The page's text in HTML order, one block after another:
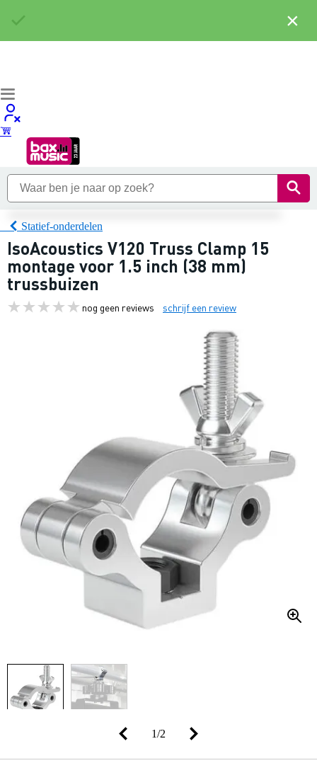
Statief-onderdelen
IsoAcoustics V120 Truss Clamp 15
montage voor 1.5 inch (38 mm)
trussbuizen
nog geen reviews schrijf een review
1/2
×